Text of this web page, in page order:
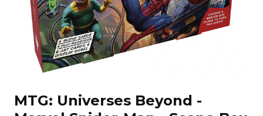
MTG: Universes Beyond -